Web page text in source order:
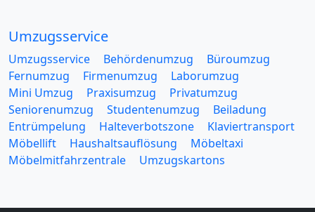
Umzugsservice
Umzugsservice Behördenumzug
Büroumzug
Fernumzug
Firmenumzug
Laborumzug
Mini Umzug
Praxisumzug
Privatumzug
Seniorenumzug
Studentenumzug
Beiladung
Entrümpelung
Halteverbotszone
Klaviertransport
Möbellift
Haushaltsauflösung
Möbeltaxi
Möbelmitfahrzentrale
Umzugskartons